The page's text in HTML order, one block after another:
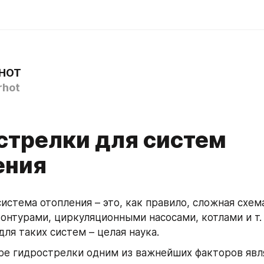
для систем
отопления – это, как правило, сложная
циркуляционными насосами, котлами и
таких систем – целая наука.
гидрострелки одним из важнейших факторов